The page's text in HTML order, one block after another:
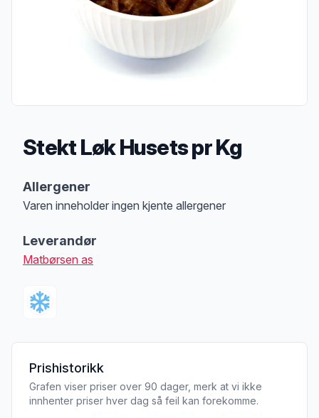
Stekt Løk Husets pr Kg
Allergener
Varen inneholder ingen kjente allergener
Leverandør
Matbørsen as
Prishistorikk
Grafen viser priser over 90 dager, merk at vi ikke
innhenter priser hver dag så feil kan forekomme.